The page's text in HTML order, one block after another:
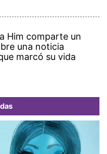
Him comparte un
una noticia
marcó su vida